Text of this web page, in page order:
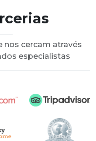
Es una
Ducha
Desayuno incluido
nos cercam através
especialistas